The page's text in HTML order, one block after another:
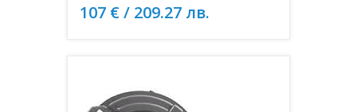
107 € / 209.27 лв.